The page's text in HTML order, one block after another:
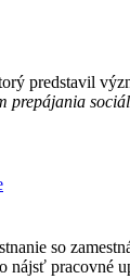
predstavil
so
nájsť pracovné